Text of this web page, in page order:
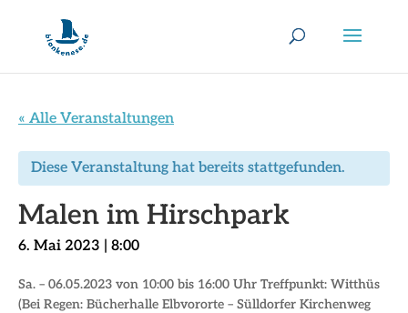
« Alle Veranstaltungen
Diese Veranstaltung hat bereits stattgefunden.
Malen im Hirschpark
6. Mai 2023 | 8:00
Sa. – 06.05.2023 von 10:00 bis 16:00 Uhr Treffpunkt: Witthüs
(Bei Regen: Bücherhalle Elbvororte – Sülldorfer Kirchenweg